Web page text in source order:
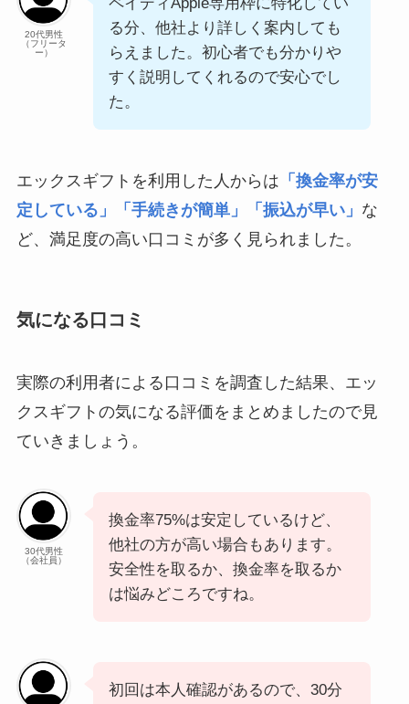
20代男性
（フリータ
ー）
る分、他社より詳しく案内しても
らえました。初心者でも分かりや
すく説明してくれるので安心でし
た。
エックスギフトを利用した人からは 「換金率が安
定している」「手続きが簡単」「振込が早い」 な
ど、満足度の高い口コミが多く見られました。
気になる口コミ
実際の利用者による口コミを調査した結果、エッ
クスギフトの気になる評価をまとめましたので見
ていきましょう。
30代男性
（会社員）
換金率75%は安定しているけど、
他社の方が高い場合もあります。
安全性を取るか、換金率を取るか
は悩みどころですね。
初回は本人確認があるので、30分